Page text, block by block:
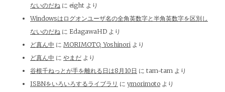
ないのだね に eight より
Windowsはログオンユーザ名の全角英数字と半角英数字を区別し
ないのだね に EdagawaHD より
ど真ん中 に MORIMOTO, Yoshinori より
ど真ん中 に やまだ より
谷根千ねっとが手を離れる日は8月10日 に tam-tam より
ISBNをいろいろするライブラリ に ymorimoto より